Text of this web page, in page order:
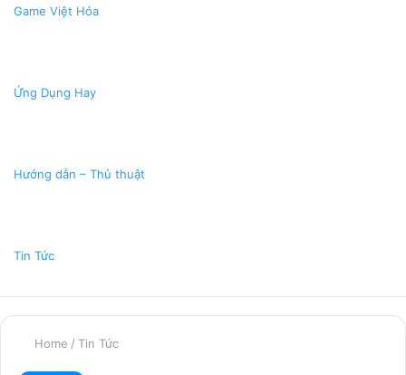
Game Việt Hóa
Ứng Dụng Hay
Hướng dẫn – Thủ thuật
Tin Tức
Home / Tin Tức